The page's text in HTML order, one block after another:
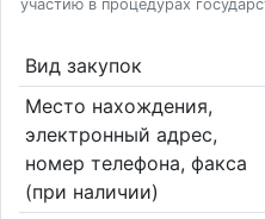
участию в процедурах
Вид закупок
Место нахождения,
электронный адрес,
номер телефона, факса
(при наличии)